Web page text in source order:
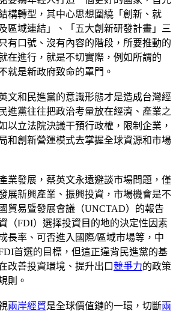
構轉型，其中心思想圍繞「創新、就
區域連結」、「五大創新研發計畫」三
有口號、沒有內容的階段，所要推動的
在進行，就是不切實際，例如所謂的
就是新政府致命的罩門。
文和民進黨的意識形態才是造成台灣經
進黨往往把政治考量放在經濟、產業之
以立法院決議干預行政權，限制企業，
和創新營運模式去掌握全球資源和市場
業發展，蔡英文永遠避談市場問題，僅
展新興產業、振興投資，市場機會是不
貿易暨發展會議（UNCTAD）的報告
（FDI）選擇投資目的地的決定性因素
長率、可否進入國際/區域市場等，中
首選的目標，但這正違背民進黨的基
改善投資環境、提升出口 競爭力的政策
則。
兩岸經貿是全球價值鏈的一環，切斷兩